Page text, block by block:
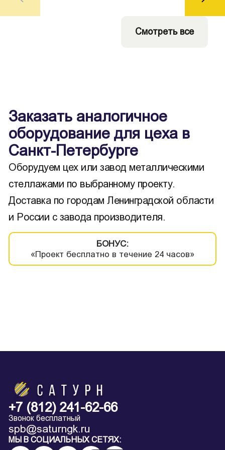
Смотреть все
Заказать аналогичное
оборудование для цеха в
Санкт-Петербурге
Оборудуем цех или завод металлическими
стеллажами по выбранному проекту.
Доставка по городам Ленинградской области
и России с завода производителя.
БОНУС:
«Проект бесплатно в течение 24 часов»
+7 (812) 241-62-66
Звонок бесплатный
spb@saturngk.ru
МЫ В СОЦИАЛЬНЫХ СЕТЯХ: